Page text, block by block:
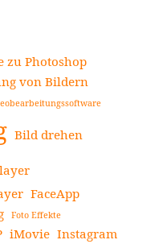
zu Photoshop
von Bildern
Bild drehen
FaceApp
Foto Effekte
iMovie Instagram